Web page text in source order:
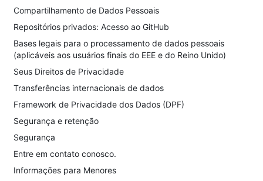
Compartilhamento de Dados Pessoais
Repositórios privados: Acesso ao GitHub
Bases legais para o processamento de dados pessoais
(aplicáveis aos usuários finais do EEE e do Reino Unido)
Seus Direitos de Privacidade
Transferências internacionais de dados
Framework de Privacidade dos Dados (DPF)
Segurança e retenção
Segurança
Entre em contato conosco.
Informações para Menores